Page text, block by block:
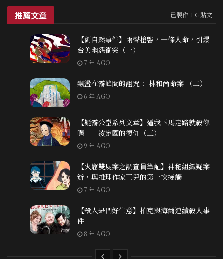
推薦文章 已製作ＩＧ貼文
【劉自然事件】兩聲槍響，一條人命，引爆
台美幽怨衝突（一）
7 年 AGO
飄盪在霧峰間的詛咒： 林和尚命案 （二）
6 年 AGO
【疑霧公堂系列文章】逼我下馬走路就殺你
喔──凌定國的復仇（三）
9 年 AGO
【火窟雙屍案之調查員筆記】神秘組織疑案
辦，與推理作家王兒的第一次接觸
7 年 AGO
【殺人是門好生意】柏克與海爾連續殺人事
件
8 年 AGO